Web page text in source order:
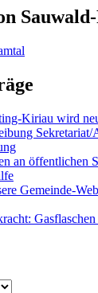
Kiriau wird
Sekretariat/
an öffentlichen
Gemeinde-